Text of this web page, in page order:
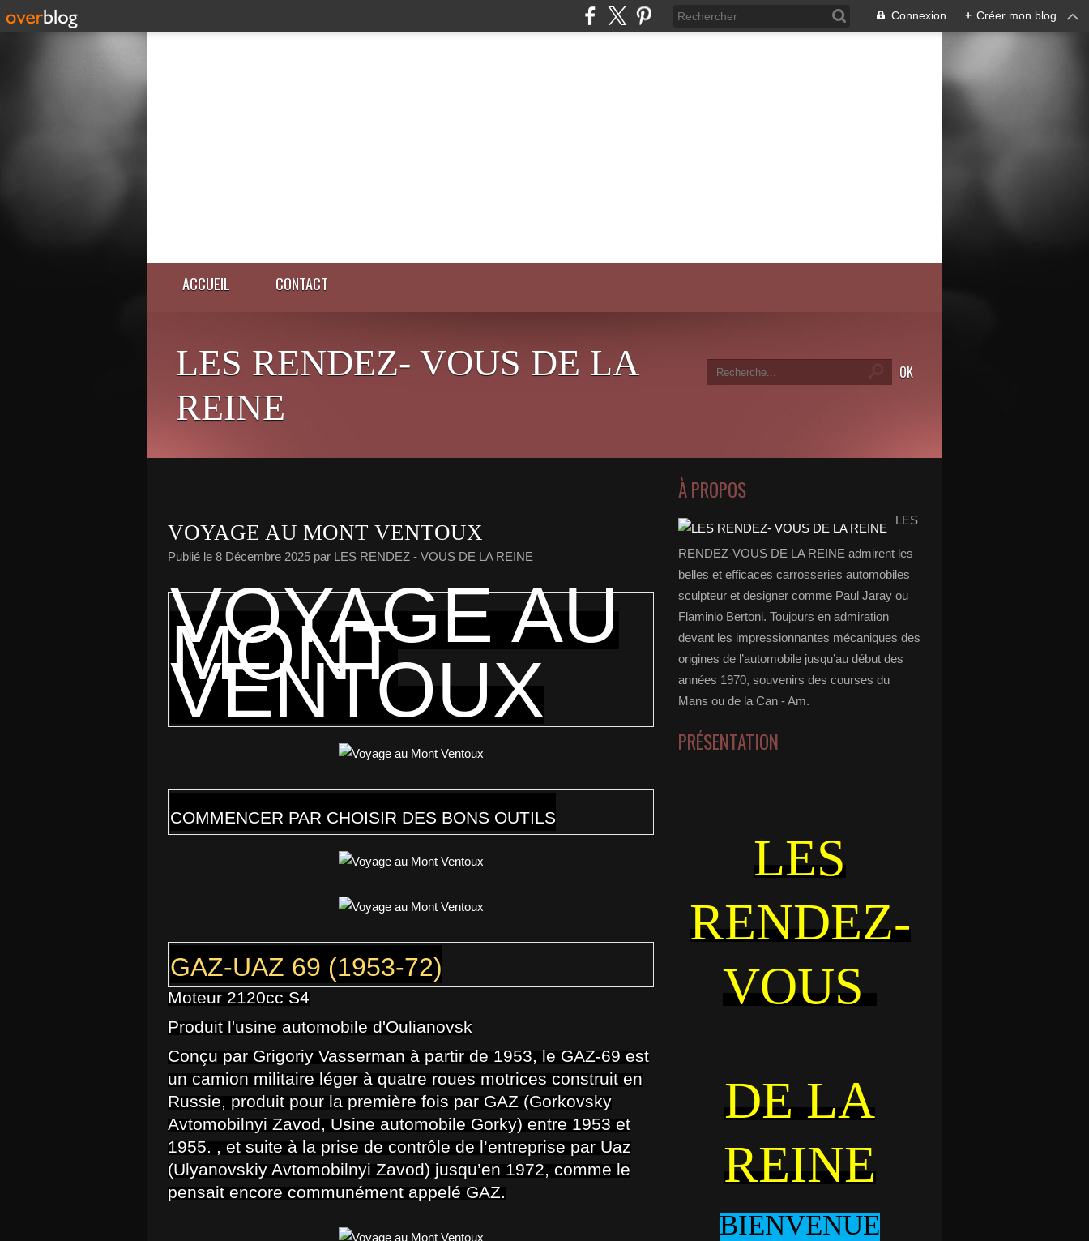
Connexion + Créer mon blog
ACCUEIL CONTACT
LES RENDEZ- VOUS DE LA
REINE
VOYAGE AU MONT VENTOUX
Publié le 8 Décembre 2025 par LES RENDEZ - VOUS DE LA REINE
VOYAGE AU
MONT
VENTOUX
COMMENCER PAR CHOISIR DES BONS OUTILS
GAZ-UAZ 69 (1953-72)
Moteur 2120cc S4
Produit l'usine automobile d'Oulianovsk
Conçu par Grigoriy Vasserman à partir de 1953, le GAZ-69 est
un camion militaire léger à quatre roues motrices construit en
Russie, produit pour la première fois par GAZ (Gorkovsky
Avtomobilnyi Zavod, Usine automobile Gorky) entre 1953 et
1955. , et suite à la prise de contrôle de l’entreprise par Uaz
(Ulyanovskiy Avtomobilnyi Zavod) jusqu’en 1972, comme le
pensait encore communément appelé GAZ.
À PROPOS
LES
RENDEZ-VOUS DE LA REINE admirent les
belles et efficaces carrosseries automobiles
sculpteur et designer comme Paul Jaray ou
Flaminio Bertoni. Toujours en admiration
devant les impressionnantes mécaniques des
origines de l’automobile jusqu’au début des
années 1970, souvenirs des courses du
Mans ou de la Can - Am.
PRÉSENTATION
LES
RENDEZ-
VOUS
DE LA
REINE
BIENVENUE